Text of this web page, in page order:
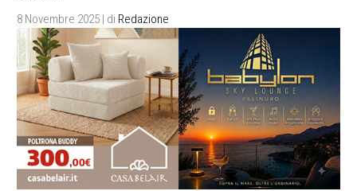
8 Novembre 2025 | di Redazione